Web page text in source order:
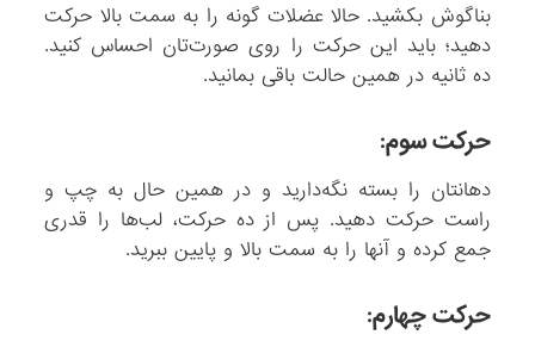
بناگوش بکشید. حالا عضلات گونه را به سمت بالا حرکت
دهید؛ باید این حرکت را روی صورت‌تان احساس کنید.
ده ثانیه در همین حالت باقی بمانید.
حرکت سوم:
دهانتان را بسته نگه‌دارید و در همین حال به چپ و
راست حرکت دهید. پس از ده حرکت، لب‌ها را قدری
جمع کرده و آنها را به سمت بالا و پایین ببرید.
حرکت چهارم: